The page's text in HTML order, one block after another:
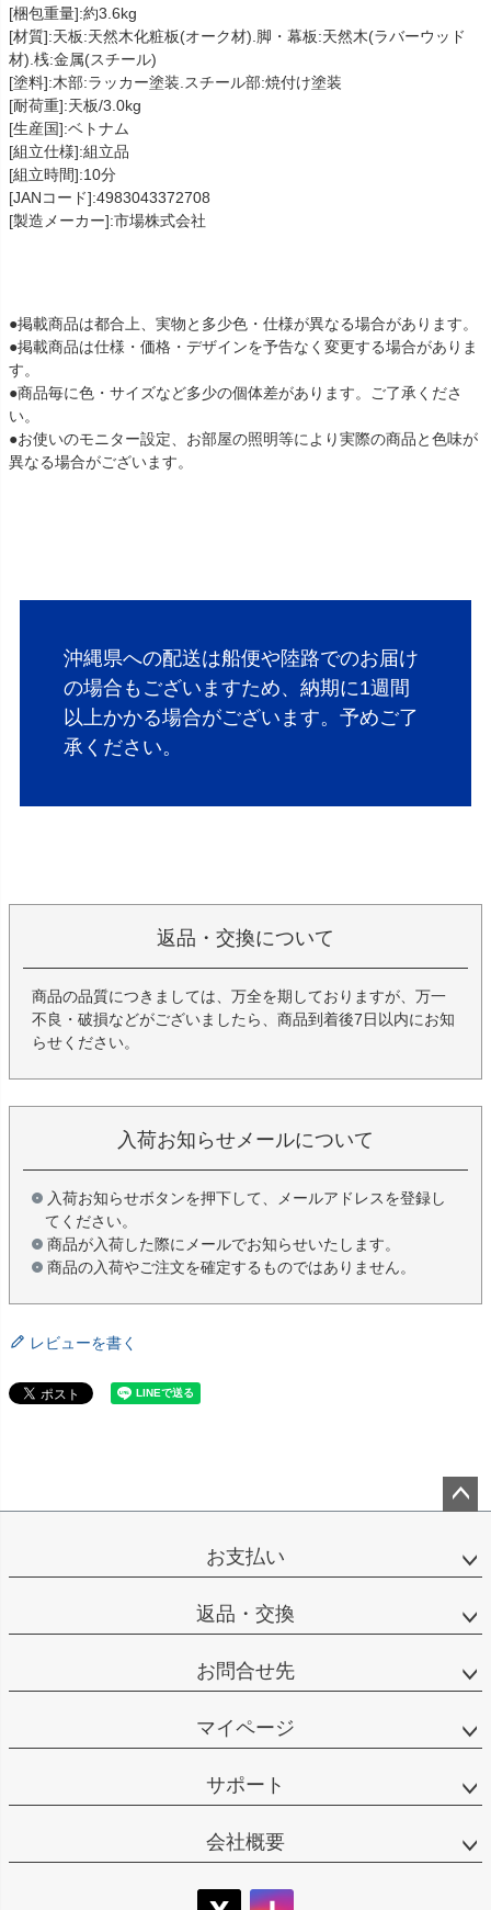
[梱包重量]:約3.6kg
[材質]:天板:天然木化粧板(オーク材).脚・幕板:天然木(ラバーウッド
材).桟:金属(スチール)
[塗料]:木部:ラッカー塗装.スチール部:焼付け塗装
[耐荷重]:天板/3.0kg
[生産国]:ベトナム
[組立仕様]:組立品
[組立時間]:10分
[JANコード]:4983043372708
[製造メーカー]:市場株式会社
●掲載商品は都合上、実物と多少色・仕様が異なる場合があります。
●掲載商品は仕様・価格・デザインを予告なく変更する場合がありま
す。
●商品毎に色・サイズなど多少の個体差があります。ご了承くださ
い。
●お使いのモニター設定、お部屋の照明等により実際の商品と色味が
異なる場合がございます。
沖縄県への配送は船便や陸路でのお届け
の場合もございますため、納期に1週間
以上かかる場合がございます。予めご了
承ください。
返品・交換について
商品の品質につきましては、万全を期しておりますが、万一
不良・破損などがございましたら、商品到着後7日以内にお知
らせください。
入荷お知らせメールについて
入荷お知らせボタンを押下して、メールアドレスを登録し
てください。
商品が入荷した際にメールでお知らせいたします。
商品の入荷やご注文を確定するものではありません。
レビューを書く
ップ
お支払い
返品・交換
お問合せ先
マイページ
サポート
会社概要